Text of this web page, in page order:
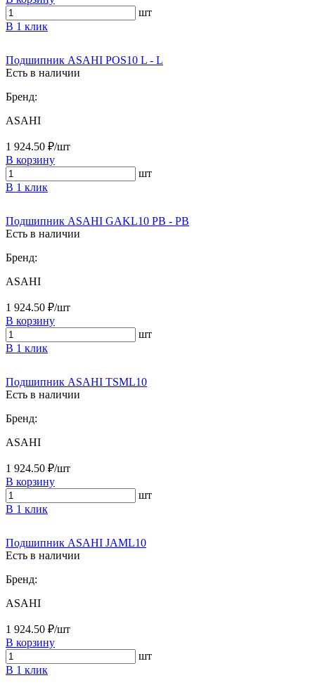
шт
В 1 клик
Подшипник ASAHI POS10 L - L
Есть в наличии
Бренд:
ASAHI
1 924.50 ₽/шт
В корзину
шт
В 1 клик
Подшипник ASAHI GAKL10 PB - PB
Есть в наличии
Бренд:
ASAHI
1 924.50 ₽/шт
В корзину
шт
В 1 клик
Подшипник ASAHI TSML10
Есть в наличии
Бренд:
ASAHI
1 924.50 ₽/шт
В корзину
шт
В 1 клик
Подшипник ASAHI JAML10
Есть в наличии
Бренд:
ASAHI
1 924.50 ₽/шт
В корзину
шт
В 1 клик